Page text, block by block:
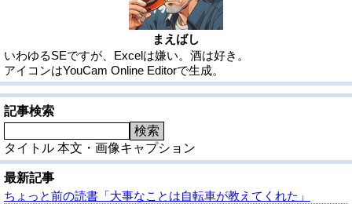
まえばし
いわゆるSEですが、Excelは嫌い。酒は好き。
アイコンはYouCam Online Editorで生成。
記事検索
検索
タイトル 本文・画像キャプション
最新記事
ちょっと前の読書「大事なことは自転車が教えてくれた」